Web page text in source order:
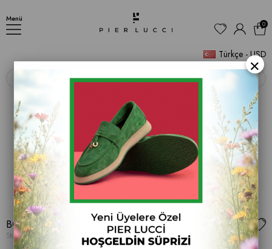
Menü
Türkçe - USD
0
‹ ›
BOT
Stok Kodu (086 5021-K)
×